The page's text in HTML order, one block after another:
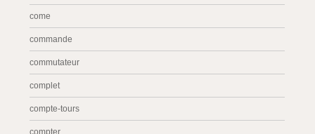
come
commande
commutateur
complet
compte-tours
compter